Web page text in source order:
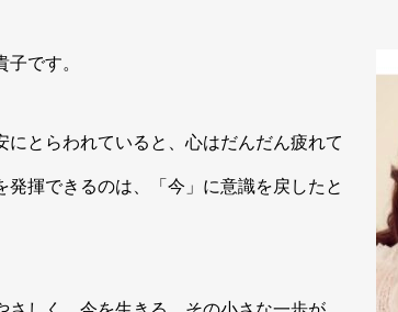
です。
にとらわれていると、心はだんだん疲れて
発揮できるのは、「今」に意識を戻したと